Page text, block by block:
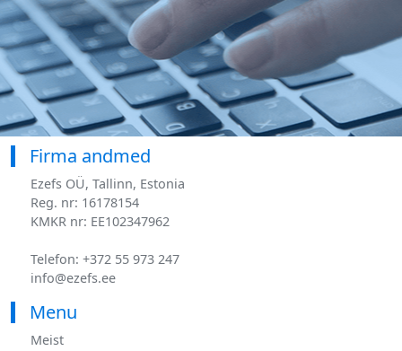
Firma andmed
Ezefs OÜ, Tallinn, Estonia
Reg. nr: 16178154
KMKR nr: EE102347962
Telefon: +372 55 973 247
info@ezefs.ee
Menu
Meist